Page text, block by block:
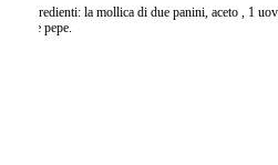
Ingredienti: la mollica di due panini, aceto , 1
sale pepe.